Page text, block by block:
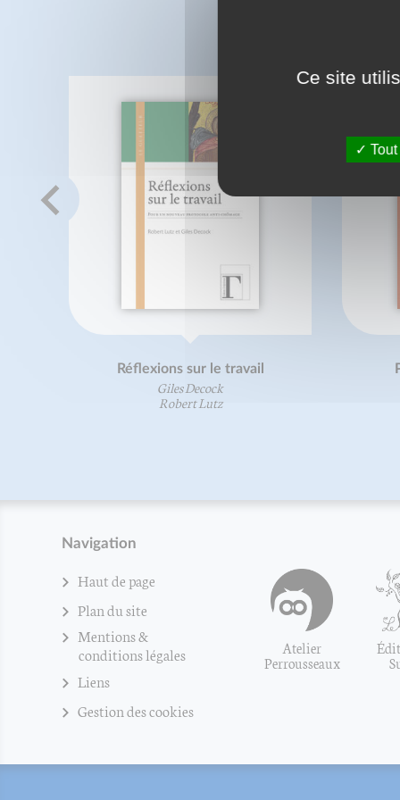
Réflexions sur le travail
Giles Decock
Robert Lutz
Navigation
Haut de page
Plan du site
Mentions &
conditions légales
Liens
Gestion des cookies
Atelier
Perrousseaux
Ce site